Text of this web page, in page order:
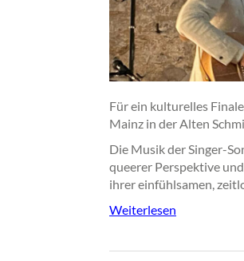
Für ein kulturelles
Mainz in der Alten
Die Musik der Singer-
queerer Perspektive
ihrer einfühlsamen,
Weiterlesen